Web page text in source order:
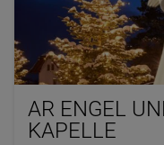
AR ENGEL
KAPELLE